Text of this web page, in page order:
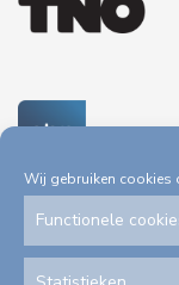
Wij gebruiken cookies
Functionele